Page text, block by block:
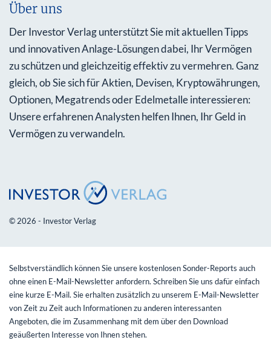
Über uns
Der Investor Verlag unterstützt Sie mit aktuellen Tipps
und innovativen Anlage-Lösungen dabei, Ihr Vermögen
zu schützen und gleichzeitig effektiv zu vermehren. Ganz
gleich, ob Sie sich für Aktien, Devisen, Kryptowährungen,
Optionen, Megatrends oder Edelmetalle interessieren:
Unsere erfahrenen Analysten helfen Ihnen, Ihr Geld in
Vermögen zu verwandeln.
© 2026 - Investor Verlag
Selbstverständlich können Sie unsere kostenlosen Sonder-Reports auch
ohne einen E-Mail-Newsletter anfordern. Schreiben Sie uns dafür einfach
eine kurze E-Mail. Sie erhalten zusätzlich zu unserem E-Mail-Newsletter
von Zeit zu Zeit auch Informationen zu anderen interessanten
Angeboten, die im Zusammenhang mit dem über den Download
geäußerten Interesse von Ihnen stehen.